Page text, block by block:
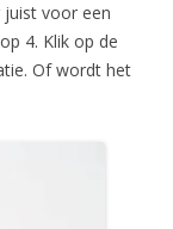
juist voor een
4. Klik op de
Of wordt het